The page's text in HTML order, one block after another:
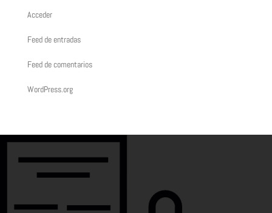
Acceder
Feed de entradas
Feed de comentarios
WordPress.org